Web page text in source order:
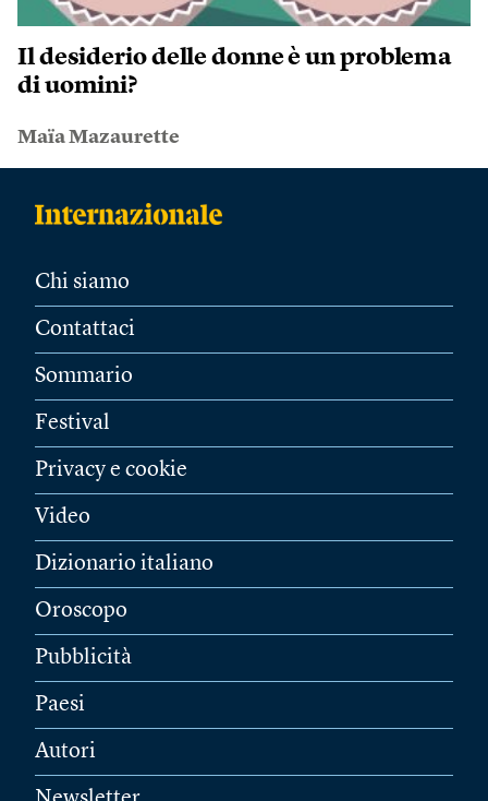
Il desiderio delle donne è un problema
di uomini?
Maïa Mazaurette
Chi siamo
Contattaci
Sommario
Festival
Privacy e cookie
Video
Dizionario italiano
Oroscopo
Pubblicità
Paesi
Autori